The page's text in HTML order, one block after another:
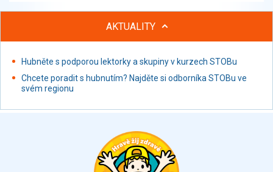
Nápoje nealkoholické
Fastfood
Studená kuchyně, lahůdkářské výrobky
AKTUALITY
Hubněte s podporou lektorky a skupiny v kurzech STOBu
Chcete poradit s hubnutím? Najděte si odborníka STOBu ve
svém regionu